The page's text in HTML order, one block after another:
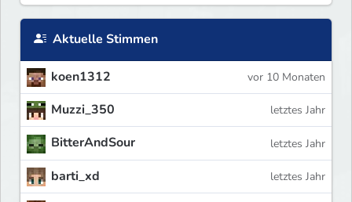
Aktuelle Stimmen
koen1312 vor 10 Monaten
Muzzi_350 letztes Jahr
BitterAndSour letztes Jahr
barti_xd letztes Jahr